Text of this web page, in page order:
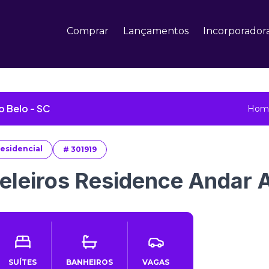
Comprar Lançamentos
Belo - SC
# 301919
Residence Andar
SUÍTES BANHEIROS VAGAS